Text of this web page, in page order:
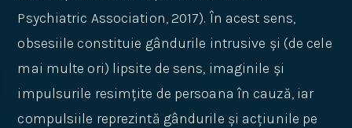
Psychiatric Association, 2017). În acest sens,
obsesiile constituie gândurile intrusive și (de cele
mai multe ori) lipsite de sens, imaginile și
impulsurile resimțite de persoana în cauză, iar
compulsiile reprezintă gândurile și acțiunile pe